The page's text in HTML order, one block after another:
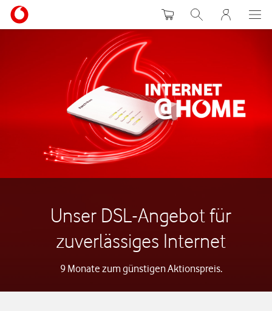
WarenkorbSuche MeinVodafone
Unser DSL-Angebot für
zuverlässiges Internet
9 Monate zum günstigen Aktionspreis.